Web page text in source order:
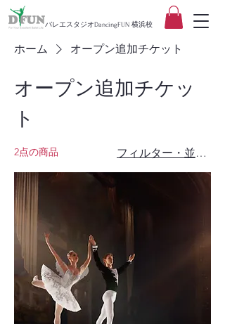
バレエスタジオDancingFUN 横浜校
ホーム オープン追加チケット
オープン追加チケッ
ト
2点の商品 フィルター・並び替え